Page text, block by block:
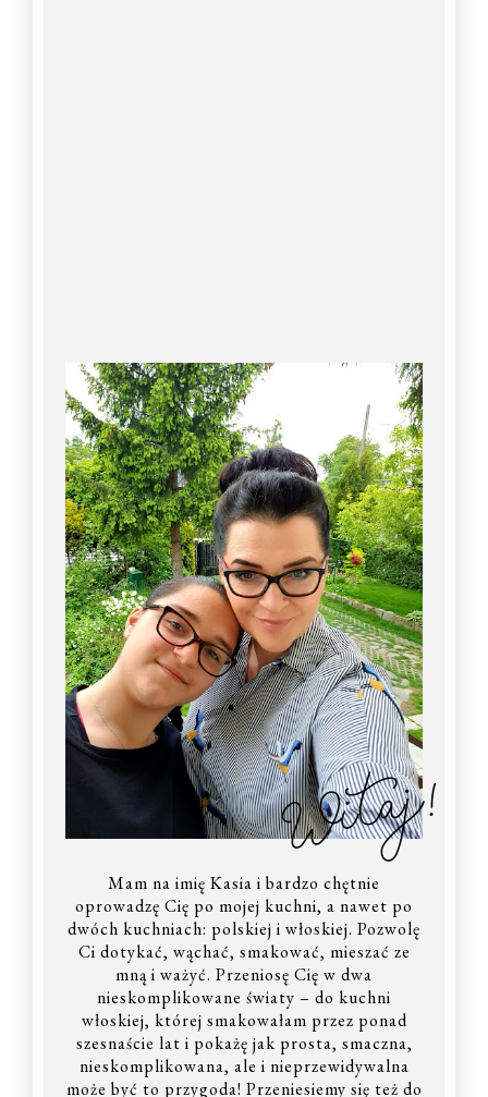
Witaj!
Mam na imię Kasia i bardzo chętnie
oprowadzę Cię po mojej kuchni, a nawet po
dwóch kuchniach: polskiej i włoskiej. Pozwolę
Ci dotykać, wąchać, smakować, mieszać ze
mną i ważyć. Przeniosę Cię w dwa
nieskomplikowane światy – do kuchni
włoskiej, której smakowałam przez ponad
szesnaście lat i pokażę jak prosta, smaczna,
nieskomplikowana, ale i nieprzewidywalna
może być to przygoda! Przeniesiemy się też do